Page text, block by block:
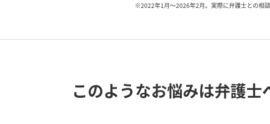
※2022年1月～2026年2月。実際に弁護士との相
このようなお悩みは弁護士